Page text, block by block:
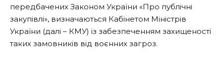
передбачених Законом України «Про публічні
закупівлі», визначаються Кабінетом Міністрів
України (далі – КМУ) із забезпеченням захищеності
таких замовників від воєнних загроз.